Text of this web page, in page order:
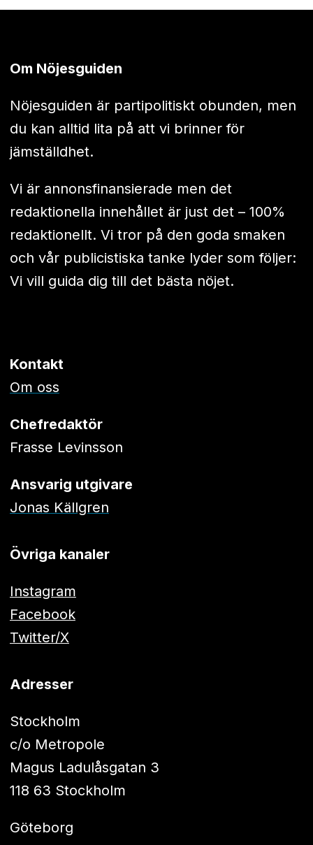
Om Nöjesguiden
Nöjesguiden är partipolitiskt obunden, men
du kan alltid lita på att vi brinner för
jämställdhet.
Vi är annonsfinansierade men det
redaktionella innehållet är just det – 100%
redaktionellt. Vi tror på den goda smaken
och vår publicistiska tanke lyder som följer:
Vi vill guida dig till det bästa nöjet.
Kontakt
Om oss
Chefredaktör
Frasse Levinsson
Ansvarig utgivare
Jonas Källgren
Övriga kanaler
Instagram
Facebook
Twitter/X
Adresser
Stockholm
c/o Metropole
Magus Ladulåsgatan 3
118 63 Stockholm
Göteborg